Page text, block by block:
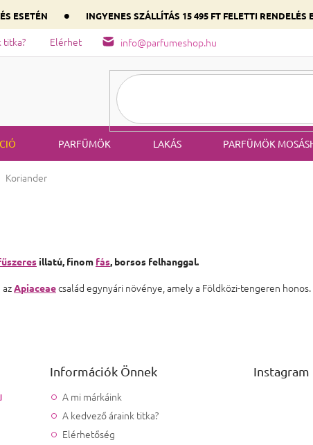
ESETÉN • INGYENES SZÁLLÍTÁS 15 495 FT FELETTI RENDELÉS
info@parfumeshop.hu
titka? Elérhetőség A parfüm összetétele
PARFÜMÖK LAKÁS PARFÜMÖK
Koriander
illatú, finom fás, borsos felhanggal.
azApiaceaecsalád egynyári növénye, amely a Földközi-tengeren honos.
Információk Önnek
A mi márkáink
A kedvező áraink titka?
Elérhetőség
Instagram